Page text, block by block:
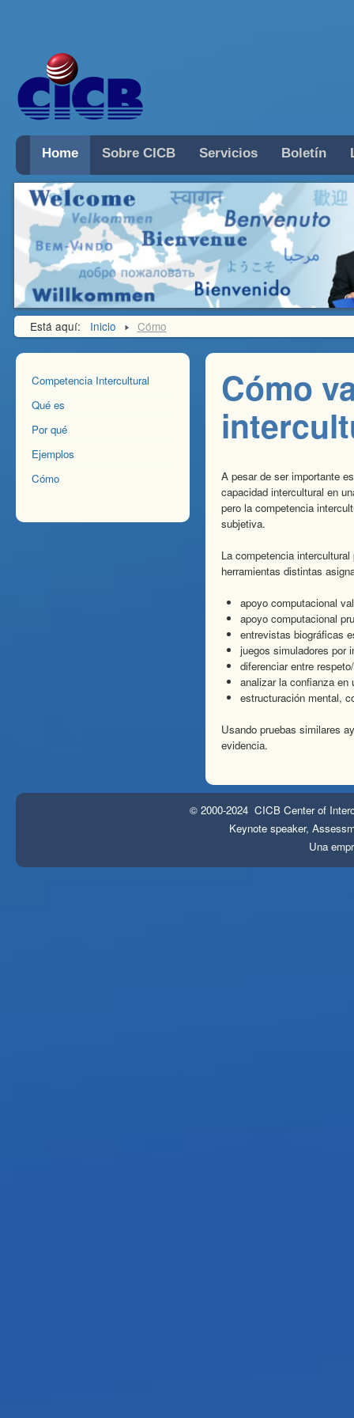
Home Sobre CICB Servicios Boletín
Está aquí: Inicio Cómo
Competencia Intercultural
Qué es
Por qué
Ejemplos
Cómo
Cómo
A pesar de ser importante
capacidad intercultural en
pero la competencia
subjetiva.
La competencia
herramientas distintas
apoyo computacional
apoyo computacional
entrevistas biográficas
juegos simuladores por
diferenciar entre
analizar la confianza en
estructuración mental,
Usando pruebas similares
evidencia.
© 2000-2024 CICB Center of
Keynote speaker,
Una